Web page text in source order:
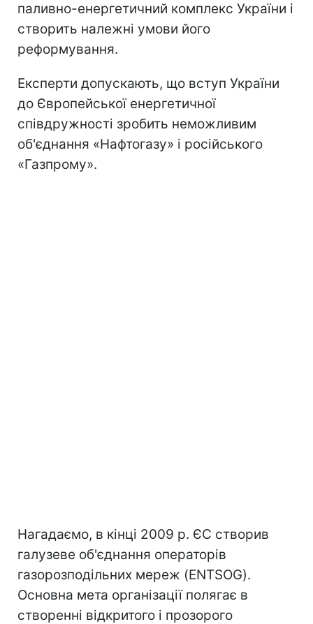
паливно-енергетичний комплекс України і
створить належні умови його
реформування.
Експерти допускають, що вступ України
до Європейської енергетичної
співдружності зробить неможливим
об'єднання «Нафтогазу» і російського
«Газпрому».
Нагадаємо, в кінці 2009 р. ЄС створив
галузеве об'єднання операторів
газорозподільних мереж (ENTSOG).
Основна мета організації полягає в
створенні відкритого і прозорого